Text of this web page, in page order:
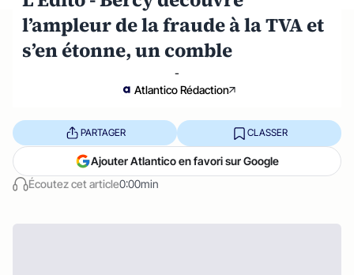
l’ampleur de la fraude à la TVA et
s’en étonne, un comble
-
Atlantico Rédaction
Écoutez cet article0:00min
PARTAGER CLASSER
Ajouter Atlantico en favori sur Google